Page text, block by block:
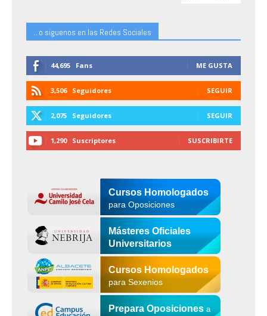
...o siguenos en las Redes Sociales
44,695 Fans ME GUSTA
3,506 Seguidores SEGUIR
2,075 Seguidores SEGUIR
1,290 Suscriptores SUSCRIBIRTE
Cursos Homologados
para Oposiciones
Másteres Oficiales
Universitarios
Cursos Homologados
para Sexenios
Prepara Oposiciones a